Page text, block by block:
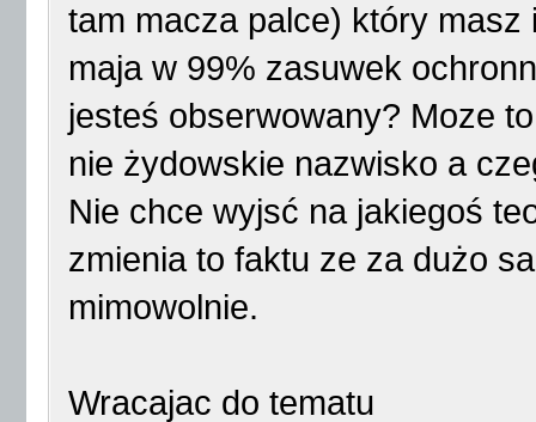
tam macza palce) który
maja w 99% zasuwek
jesteś obserwowany? Moze
nie żydowskie nazwisko a
Nie chce wyjsć na jakiegoś
zmienia to faktu ze za dużo
mimowolnie.
Wracajac do tematu